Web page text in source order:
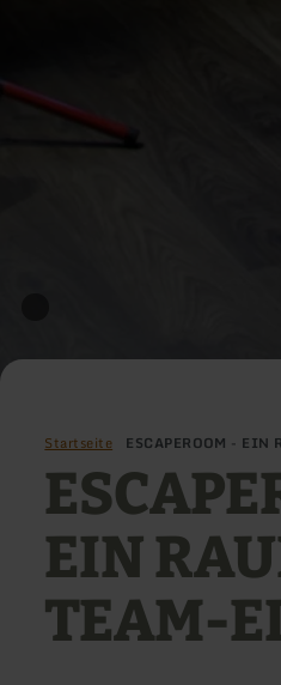
Startseite ESCAPEROOM -
EIN
TEAM-